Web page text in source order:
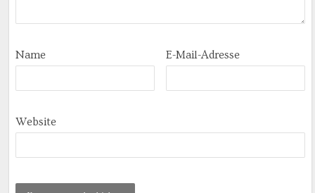
Name E-Mail-Adresse
Website